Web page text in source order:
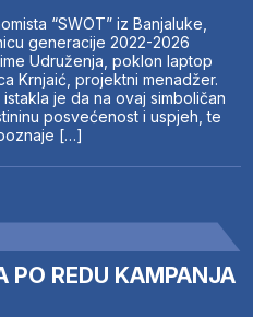
“SWOT” iz Banjaluke,
generacije 2022-2026
Udruženja, poklon laptop
Krnjaić, projektni menadžer.
je da na ovaj simboličan
posvećenost i uspjeh, te
[…]
PO REDU KAMPANJA